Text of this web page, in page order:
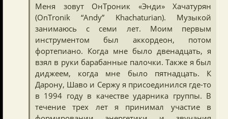
Меня зовут ОнТроник «Энди» Хачатурян
(OnTronik “Andy” Khachaturian). Музыкой
занимаюсь с семи лет. Моим первым
инструментом был аккордеон, потом
фортепиано. Когда мне было двенадцать, я
взял в руки барабанные палочки. Также я был
диджеем, когда мне было пятнадцать. К
Дарону, Шаво и Сержу я присоединился где-то
в 1994 году в качестве ударника группы. В
течение трех лет я принимал участие в